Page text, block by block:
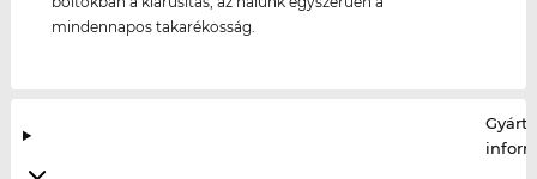
mindennapos takarékosság.